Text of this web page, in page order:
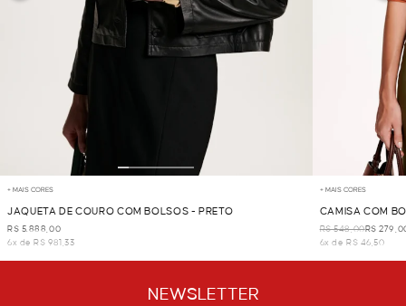
+ MAIS CORES
JAQUETA DE COURO COM BOLSOS - PRETO
R$ 5.888,00
6x de R$ 981,33
+ MAIS CORES
CAMISA COM
R$ 548,00R$
6x de R$ 46,50
NEWSLETTER